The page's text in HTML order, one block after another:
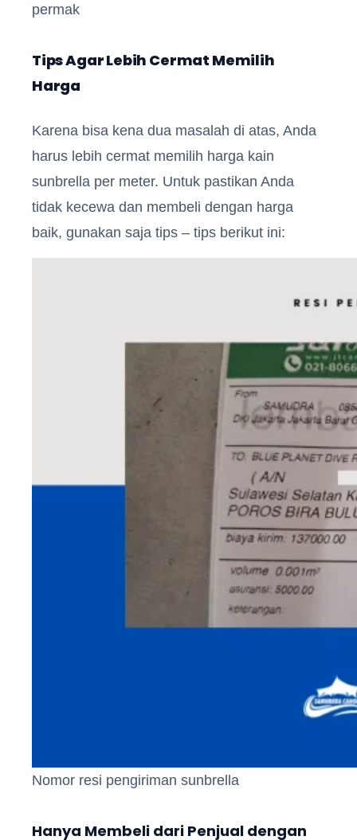
permak
Tips Agar Lebih Cermat Memilih
Harga
Karena bisa kena dua masalah di atas, Anda
harus lebih cermat memilih harga kain
sunbrella per meter. Untuk pastikan Anda
tidak kecewa dan membeli dengan harga
baik, gunakan saja tips – tips berikut ini:
Nomor resi pengiriman sunbrella
Hanya Membeli dari Penjual dengan